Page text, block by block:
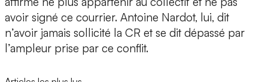
avoir signé ce courrier. Antoine Nardot, lui, dit
n’avoir jamais sollicité la CR et se dit dépassé par
l’ampleur prise par ce conflit.